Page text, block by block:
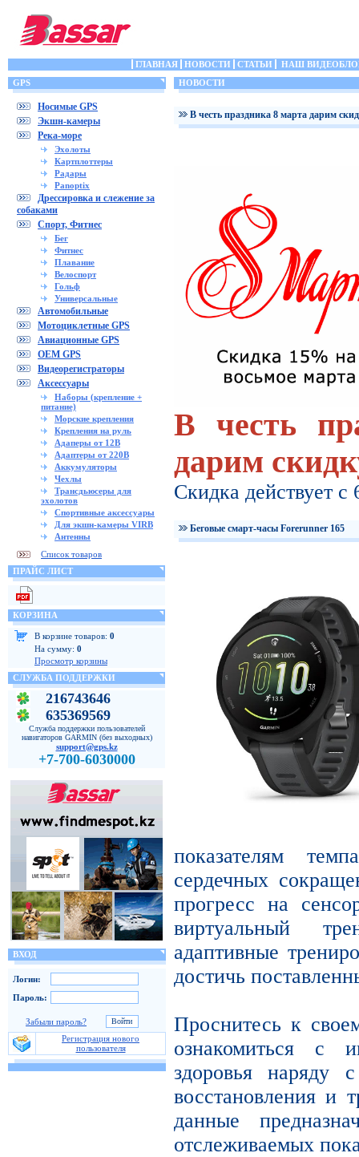
ГЛАВНАЯ НОВОСТИ СТАТЬИ
НАШ
GPS
Носимые GPS
Экшн-камеры
Река-море
Эхолоты
Картплоттеры
Радары
Panoptix
Дрессировка и слежение за
собаками
Спорт, Фитнес
Бег
Фитнес
Плавание
Велоспорт
Гольф
Универсальные
Автомобильные
Мотоциклетные GPS
Авиационные GPS
OEM GPS
Видеорегистраторы
Аксессуары
Наборы (крепление +
питание)
Морские крепления
Крепления на руль
Адаперы от 12В
Адаптеры от 220В
Аккумуляторы
Чехлы
Трансдьюсеры для
эхолотов
Спортивные аксессуары
Для экшн-камеры VIRB
Антенны
Список товаров
ПРАЙС ЛИСТ
КОРЗИНА
В корзине товаров: 0
На сумму: 0
Просмотр корзины
СЛУЖБА ПОДДЕРЖКИ
216743646
635369569
Служба поддержки пользователей
навигаторов GARMIN (без выходных)
support@gps.kz
+7-700-6030000
ВХОД
Логин:
Пароль:
Забыли пароль?
Регистрация нового
пользователя
НОВОСТИ
В честь праздника 8 марта дарим
В честь
дарим
Скидка действует с
Беговые смарт-часы Forerunner 165
показателям
сердечных
прогресс на
виртуальный
адаптивные
достичь
Проснитесь к
ознакомиться с
здоровья наряду
восстановления и
данные
отслеживаемых